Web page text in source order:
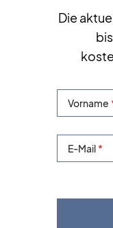
Die
Vorname
E-Mail